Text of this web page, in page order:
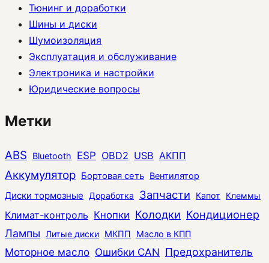
Тюнинг и доработки
Шины и диски
Шумоизоляция
Эксплуатация и обслуживание
Электроника и настройки
Юридические вопросы
Метки
ABS Bluetooth ESP OBD2 USB АКПП
Аккумулятор Бортовая сеть Вентилятор
Диски тормозные Доработка Запчасти Капот Клеммы
Климат-контроль Кнопки Колодки Кондиционер
Лампы Литые диски МКПП Масло в КПП
Моторное масло Ошибки CAN Предохранитель